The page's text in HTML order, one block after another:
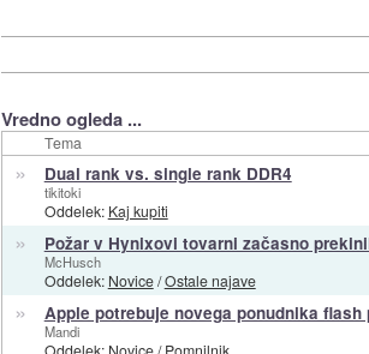
Vredno ogleda ...
Tema
» Dual rank vs. single rank DDR4
tikitoki
Oddelek: Kaj kupiti
» Požar v Hynixovi tovarni začasno
McHusch
Oddelek: Novice/Ostale najave
» Apple potrebuje novega ponudnika flash
Mandi
Oddelek: Novice/Pomnilnik